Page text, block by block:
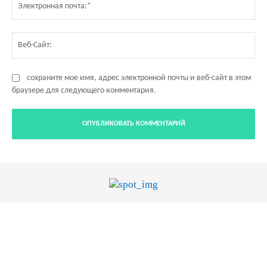
сохраните мое имя, адрес электронной почты и веб-сайт в этом
браузере для следующего комментария.